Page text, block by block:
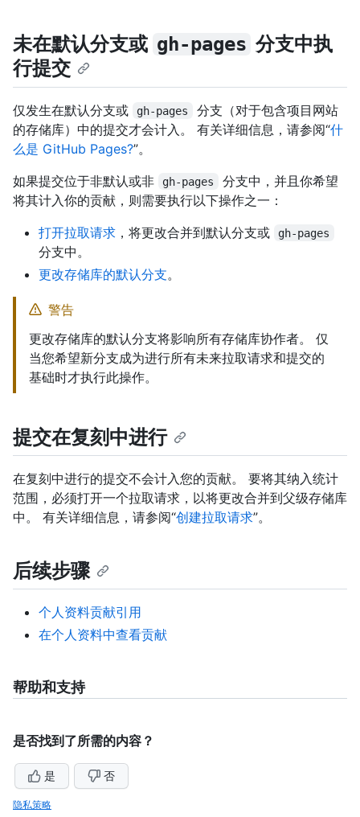
未在默认分支或 gh-pages 分支中执
行提交
仅发生在默认分支或 gh-pages
分支（对于包含项目网站
的存储库）中的提交才会计入。 有关详细信息，请参阅“什
么是 GitHub Pages?”。
如果提交位于非默认或非
gh-pages
分支中，并且你希望
将其计入你的贡献，则需要执行以下操作之一：
打开拉取请求 ，将更改合并到默认分支或 gh-pages
分支中。
更改存储库的默认分支。
警告
更改存储库的默认分支将影响所有存储库协作者。 仅
当您希望新分支成为进行所有未来拉取请求和提交的
基础时才执行此操作。
提交在复刻中进行
在复刻中进行的提交不会计入您的贡献。 要将其纳入统计
范围，必须打开一个拉取请求，以将更改合并到父级存储库
中。 有关详细信息，请参阅“创建拉取请求”。
后续步骤
个人资料贡献引用
在个人资料中查看贡献
帮助和支持
是否找到了所需的内容？
是 否
隐私策略